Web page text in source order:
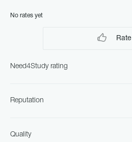
No rates yet
Rate
Need4Study rating
Reputation
Quality